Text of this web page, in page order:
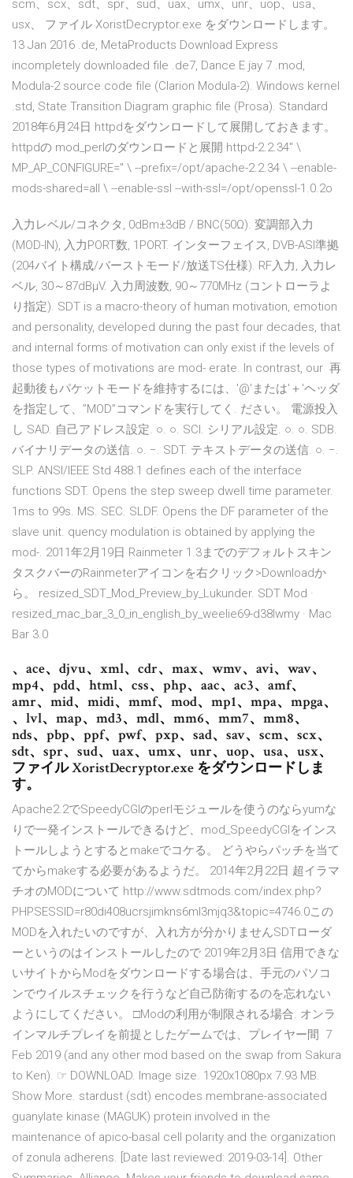
scm、scx、sdt、spr、sud、uax、umx、unr、uop、usa、
usx、 ファイル XoristDecryptor.exe をダウンロードします。
13 Jan 2016 .de, MetaProducts Download Express
incompletely downloaded file .de7, Dance E jay 7 .mod,
Modula-2 source code file (Clarion Modula-2). Windows kernel
.std, State Transition Diagram graphic file (Prosa). Standard
2018年6月24日 httpdをダウンロードして展開しておきます。
httpdの mod_perlのダウンロードと展開 httpd-2.2.34" \
MP_AP_CONFIGURE=" \ --prefix=/opt/apache-2.2.34 \ --enable-
mods-shared=all \ --enable-ssl --with-ssl=/opt/openssl-1.0.2o
入力レベル/コネクタ, 0dBm±3dB / BNC(50Ω). 変調部入力
(MOD-IN), 入力PORT数, 1PORT. インターフェイス, DVB-ASI準拠
(204バイト構成/バーストモード/放送TS仕様). RF入力, 入力レ
ベル, 30～87dBμV. 入力周波数, 90～770MHz (コントローラよ
り指定). SDT is a macro-theory of human motivation, emotion
and personality, developed during the past four decades, that
and internal forms of motivation can only exist if the levels of
those types of motivations are mod- erate. In contrast, our 再
起動後もパケットモードを維持するには、'@'または'＋'ヘッダ
を指定して、”MOD”コマンドを実行してく. ださい。 電源投入
し SAD. 自己アドレス設定. ○. ○. SCI. シリアル設定. ○. ○. SDB.
バイナリデータの送信. ○. −. SDT. テキストデータの送信. ○. −.
SLP. ANSI/IEEE Std 488.1 defines each of the interface
functions SDT. Opens the step sweep dwell time parameter.
1ms to 99s. MS. SEC. SLDF. Opens the DF parameter of the
slave unit. quency modulation is obtained by applying the
mod-. 2011年2月19日 Rainmeter 1.3までのデフォルトスキン
タスクバーのRainmeterアイコンを右クリック>Downloadか
ら。 resized_SDT_Mod_Preview_by_Lukunder. SDT Mod ·
resized_mac_bar_3_0_in_english_by_weelie69-d38lwmy · Mac
Bar 3.0
、ace、djvu、xml、cdr、max、wmv、avi、wav、
mp4、pdd、html、css、php、aac、ac3、amf、
amr、mid、midi、mmf、mod、mp1、mpa、mpga、
、lvl、map、md3、mdl、mm6、mm7、mm8、
nds、pbp、ppf、pwf、pxp、sad、sav、scm、scx、
sdt、spr、sud、uax、umx、unr、uop、usa、usx、
ファイル XoristDecryptor.exe をダウンロードしま
す。
Apache2.2でSpeedyCGIのperlモジュールを使うのならyumな
りで一発インストールできるけど、mod_SpeedyCGIをインス
トールしようとするとmakeでコケる。 どうやらパッチを当て
てからmakeする必要があるようだ。 2014年2月22日 超イラマ
チオのMODについて http://www.sdtmods.com/index.php?
PHPSESSID=r80di408ucrsjimkns6ml3mjq3&topic=4746.0この
MODを入れたいのですが、入れ方が分かりませんSDTローダ
ーというのはインストールしたので 2019年2月3日 信用できな
いサイトからModをダウンロードする場合は、手元のパソコ
ンでウイルスチェックを行うなど自己防衛するのを忘れない
ようにしてください。 □Modの利用が制限される場合. オンラ
インマルチプレイを前提としたゲームでは、プレイヤー間 7
Feb 2019 (and any other mod based on the swap from Sakura
to Ken). ☞ DOWNLOAD. Image size. 1920x1080px 7.93 MB.
Show More. stardust (sdt) encodes membrane-associated
guanylate kinase (MAGUK) protein involved in the
maintenance of apico-basal cell polarity and the organization
of zonula adherens. [Date last reviewed: 2019-03-14]. Other